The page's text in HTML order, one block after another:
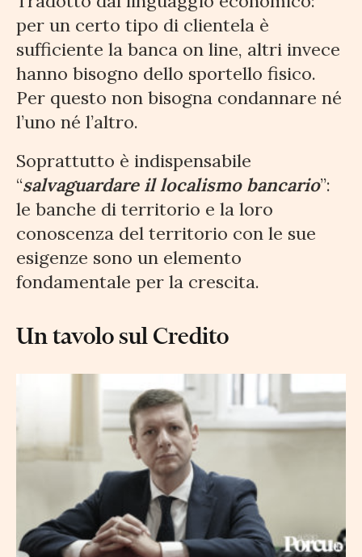
per un certo tipo di clientela è
sufficiente la banca on line, altri invece
hanno bisogno dello sportello fisico.
Per questo non bisogna condannare né
l’uno né l’altro.
Soprattutto è indispensabile
“salvaguardare il localismo bancario”:
le banche di territorio e la loro
conoscenza del territorio con le sue
esigenze sono un elemento
fondamentale per la crescita.
Un tavolo sul Credito